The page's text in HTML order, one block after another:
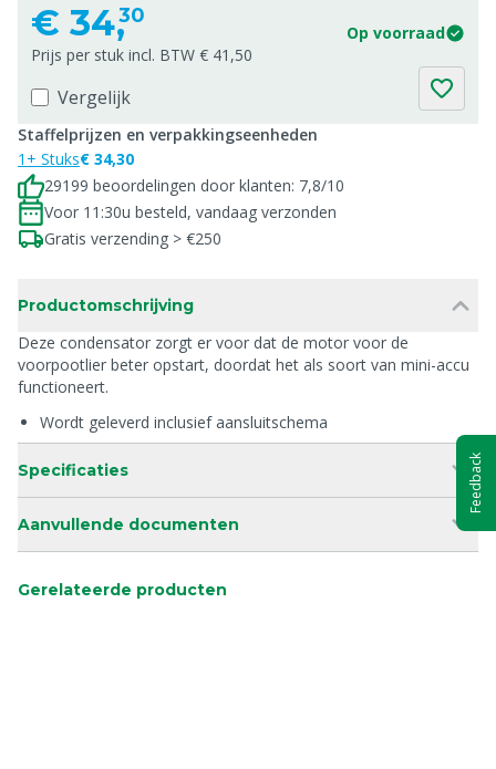
€ 34,30
Op voorraad
Prijs per stuk incl. BTW € 41,50
Vergelijk
Staffelprijzen en verpakkingseenheden
1+ Stuks€ 34,30
29199 beoordelingen door klanten: 7,8/10
Voor 11:30u besteld, vandaag verzonden
Gratis verzending > €250
Productomschrijving
Deze condensator zorgt er voor dat de motor voor de
voorpootlier beter opstart, doordat het als soort van mini-accu
functioneert.
Wordt geleverd inclusief aansluitschema
Specificaties
Aanvullende documenten
Gerelateerde producten
Feedback